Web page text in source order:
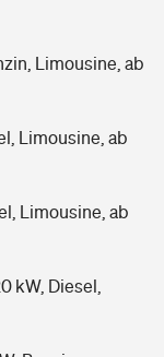
Limousine, ab
Limousine, ab
Limousine, ab
kW, Diesel,